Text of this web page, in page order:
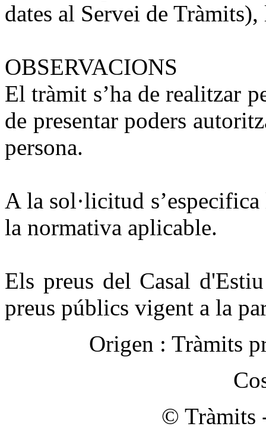
dates al Servei de
OBSERVACIONS
El tràmit s’ha de realitzar
de presentar poders
persona.
A la sol·licitud
la normativa aplicable.
Els preus del Casal
preus públics vigent a la
Origen : Tràmits
© Tràmits